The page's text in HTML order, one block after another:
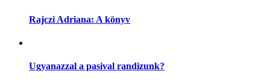
Rajczi Adriana: A könyv
Ugyanazzal a pasival randizunk?